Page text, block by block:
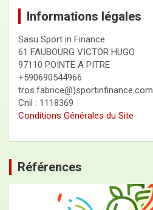
Informations légales
Sasu Sport in Finance
61 FAUBOURG VICTOR HUGO
97110 POINTE A PITRE
+590690544966
tros.fabrice@)sportinfinance.com
Cnil : 1118369
Conditions Générales du Site
Références